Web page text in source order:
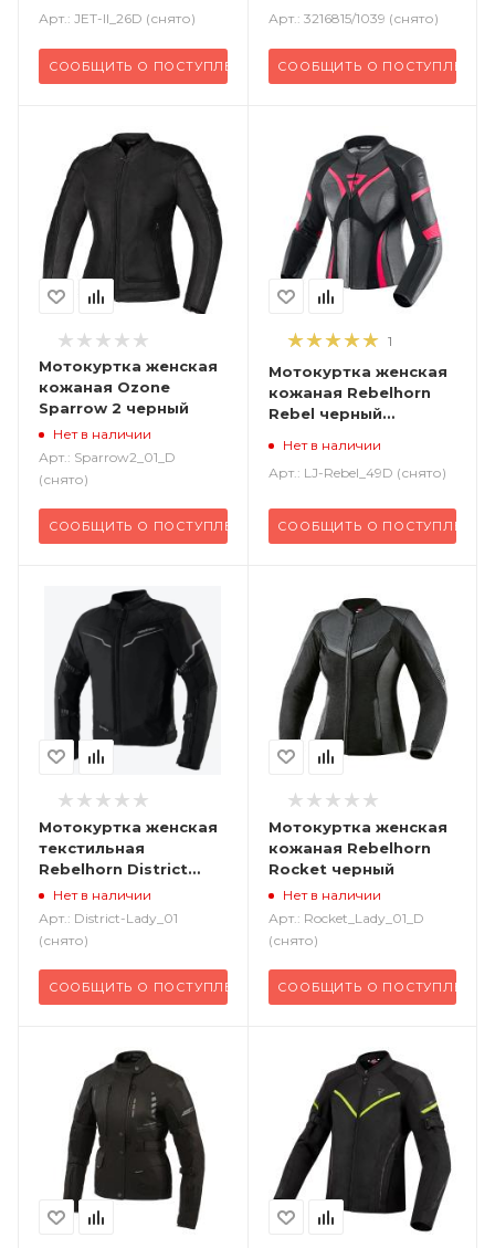
Арт.: JET-II_26D (снято)
СООБЩИТЬ О ПОСТУПЛЕНИИ
Арт.: 3216815/1039 (снято)
СООБЩИТЬ О ПОСТУПЛЕНИИ
Мотокуртка женская
кожаная Ozone
Sparrow 2 черный
Нет в наличии
Арт.: Sparrow2_01_D
(снято)
СООБЩИТЬ О ПОСТУПЛЕНИИ
1
Мотокуртка женская
кожаная Rebelhorn
Rebel черный
Нет в наличии
Арт.: LJ-Rebel_49D (снято)
СООБЩИТЬ О ПОСТУПЛЕНИИ
Мотокуртка женская
текстильная
Rebelhorn District
черный
Нет в наличии
Арт.: District-Lady_01
(снято)
СООБЩИТЬ О ПОСТУПЛЕНИИ
Мотокуртка женская
кожаная Rebelhorn
Rocket черный
Нет в наличии
Арт.: Rocket_Lady_01_D
(снято)
СООБЩИТЬ О ПОСТУПЛЕНИИ